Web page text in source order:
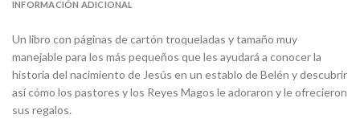
INFORMACIÓN ADICIONAL
Un libro con páginas de cartón troqueladas y tamaño muy
manejable para los más pequeños que les ayudará a conocer la
historia del nacimiento de Jesús en un establo de Belén y descubrir
así cómo los pastores y los Reyes Magos le adoraron y le ofrecieron
sus regalos.